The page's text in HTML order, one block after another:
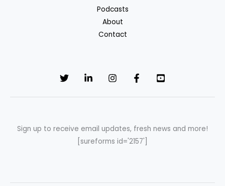
Podcasts
About
Contact
Sign up to receive email updates, fresh news and more!
[sureforms id='2157']